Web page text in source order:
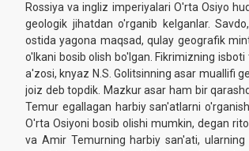
Rossiya va ingliz imperiyalari O'rta Osiyo
geologik jihatdan o'rganib kelganlar.
ostida yagona maqsad, qulay geografik
o'lkani bosib olish bo'lgan. Fikrimizning
a'zosi, knyaz N.S. Golitsinning asar muallifi
joiz deb topdik. Mazkur asar ham bir
Temur egallagan harbiy san'atlarni
O'rta Osiyoni bosib olishi mumkin, degan
va Amir Temurning harbiy san'ati,